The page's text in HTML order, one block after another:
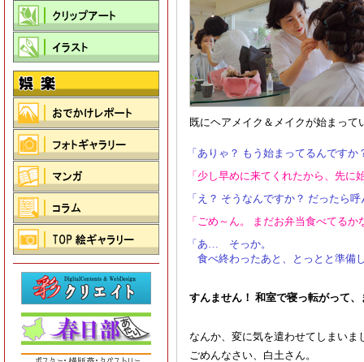
既にヘアメイク＆メイクが始まって
「 ありゃ？ もう始まってるんですか
「 少し早めに来てくれたから、先に
「 え？ そうなんですか？ だったら
「 ごめ～ん。 まだお弁当食べてるか
「 あ… そっか。
食べ終わったあと、とっとと準備
すんません！ 和室で寝っ転がって
なんか、変に気を遣わせてしまいま
ごめんなさい、白土さん。